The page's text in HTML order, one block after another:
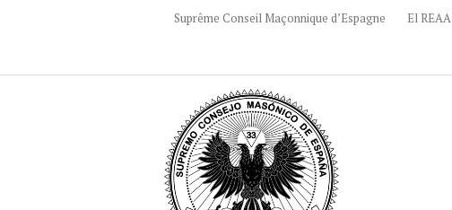
Suprême Conseil Maçonnique d’Espagne El REAA